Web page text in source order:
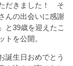
だきました！ そ
んの出会いに感謝
39歳を迎えたこ
トを公開。
生日おめでとう